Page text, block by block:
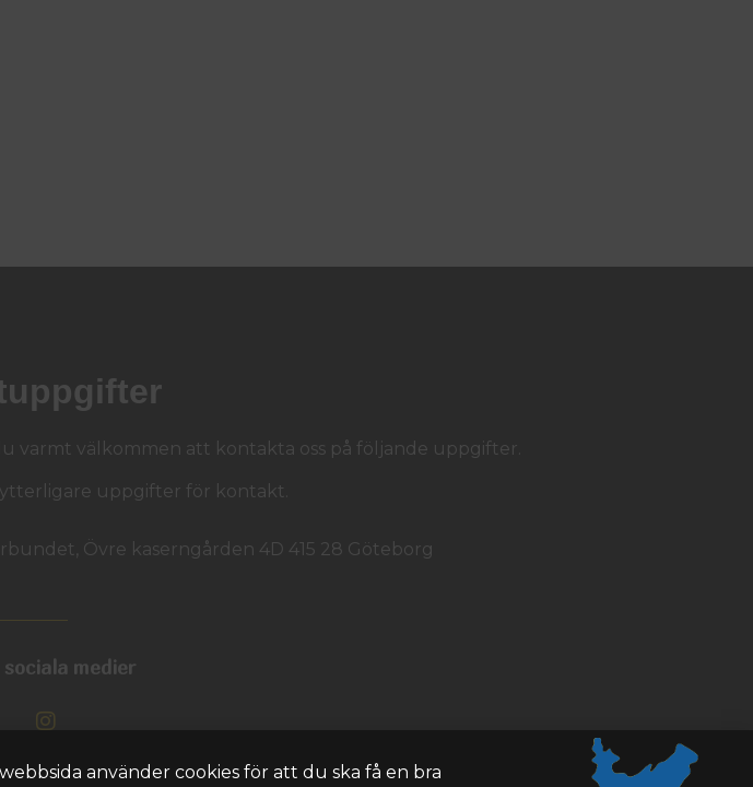
varmt välkommen att kontakta oss på följande uppgifter.
uppgifter för kontakt.
Övre kaserngården 4D 415 28 Göteborg
sociala medier
använder cookies för att du ska få en bra